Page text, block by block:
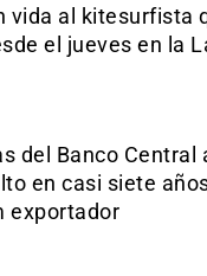
vida al kitesurfista
el jueves en la
del Banco Central
en casi siete
exportador